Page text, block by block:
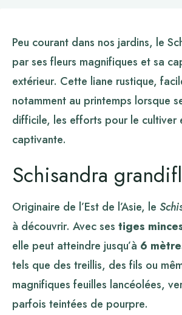
Peu courant dans nos jardins, le
par ses fleurs magnifiques et sa
extérieur. Cette liane rustique,
notamment au printemps lorsque
difficile, les efforts pour le cultiver
captivante.
Schisandra
Originaire de l’Est de l’Asie, le
à découvrir. Avec ses tiges
elle peut atteindre jusqu’à 6
tels que des treillis, des fils ou
magnifiques feuilles lancéolées,
parfois teintées de pourpre.